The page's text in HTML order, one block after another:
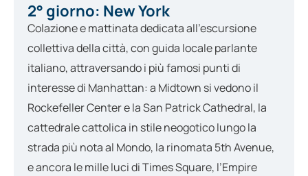
2° giorno: New York
Colazione e mattinata dedicata all’escursione
collettiva della città, con guida locale parlante
italiano, attraversando i più famosi punti di
interesse di Manhattan: a Midtown si vedono il
Rockefeller Center e la San Patrick Cathedral, la
cattedrale cattolica in stile neogotico lungo la
strada più nota al Mondo, la rinomata 5th Avenue,
e ancora le mille luci di Times Square, l’Empire